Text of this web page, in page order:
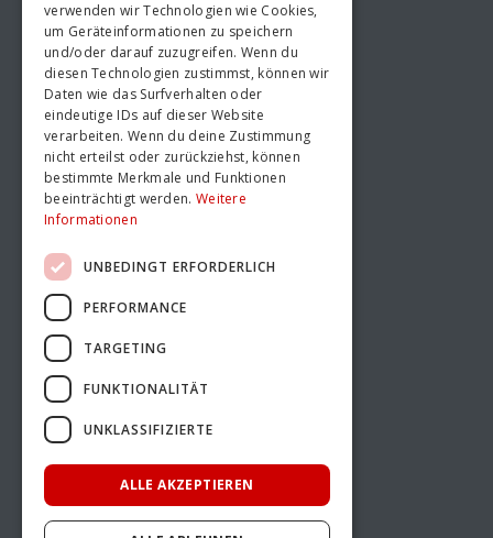
KOCHKURSE
Kochkurse Berlin
Kochkurse Hamburg
Kochkurse Hannover
KONTAKT UND MEHR
Unser Team
Qualität ohne Kompromisse
Jobs
Blog
Impressum
verwenden wir Technologien wie Cookies,
um Geräteinformationen zu speichern
und/oder darauf zuzugreifen. Wenn du
diesen Technologien zustimmst, können wir
Daten wie das Surfverhalten oder
eindeutige IDs auf dieser Website
verarbeiten. Wenn du deine Zustimmung
nicht erteilst oder zurückziehst, können
bestimmte Merkmale und Funktionen
beeinträchtigt werden. Weitere
Informationen
UNBEDINGT ERFORDERLICH
PERFORMANCE
TARGETING
FUNKTIONALITÄT
UNKLASSIFIZIERTE
ALLE AKZEPTIEREN